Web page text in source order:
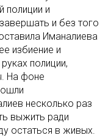
полиции и
и без того
Иманалиева
избиение и
полиции,
На фоне
несколько раз
выжить ради
остаться в живых.